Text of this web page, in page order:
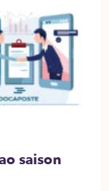
saison